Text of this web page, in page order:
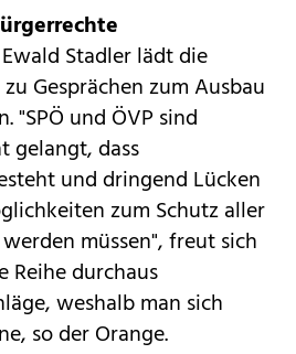
Stadler lädt die
Gesprächen zum Ausbau
"SPÖ und ÖVP sind
gelangt, dass
und dringend Lücken
zum Schutz aller
müssen", freut sich
Reihe durchaus
weshalb man sich
so der Orange.